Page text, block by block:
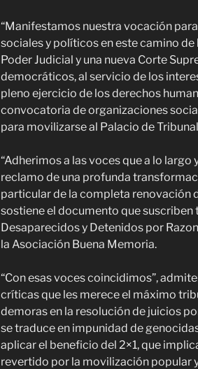
“Manifestamos nuestra vocación
sociales y políticos en este camino
Poder Judicial y una nueva Corte
democráticos, al servicio de los
pleno ejercicio de los derechos
convocatoria de organizaciones
para movilizarse al Palacio de
“Adherimos a las voces que a lo largo
reclamo de una profunda
particular de la completa renovación
sostiene el documento que suscriben
Desaparecidos y Detenidos por
la Asociación Buena Memoria.
“Con esas voces coincidimos”,
críticas que les merece el máximo
demoras en la resolución de juicios
se traduce en impunidad de
aplicar el beneficio del 2×1, que
revertido por la movilización popular